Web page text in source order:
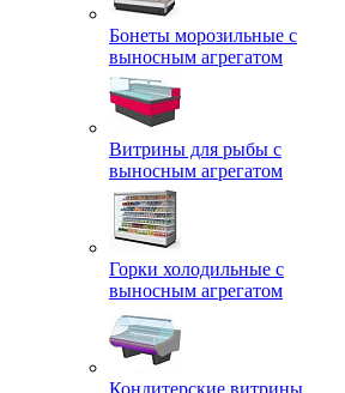
Бонеты морозильные с
выносным агрегатом
Витрины для рыбы с
выносным агрегатом
Горки холодильные с
выносным агрегатом
Кондитерские витрины